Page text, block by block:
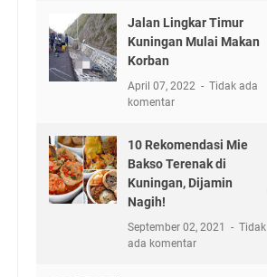
Jalan Lingkar Timur
Kuningan Mulai Makan
Korban
April 07, 2022
Tidak ada
komentar
10 Rekomendasi Mie
Bakso Terenak di
Kuningan, Dijamin
Nagih!
September 02, 2021
Tidak
ada komentar